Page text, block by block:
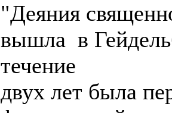
"Деяния
вышла в
течение
двух лет была